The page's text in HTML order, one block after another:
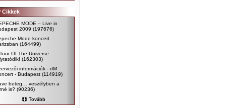
Cikkek
MODE – Live in
2009 (197676)
Mode koncert
(164499)
Of The Universe
(162303)
információk - dM
- Budapest (114919)
beteg… veszélyben a
is? (90236)
Tovább